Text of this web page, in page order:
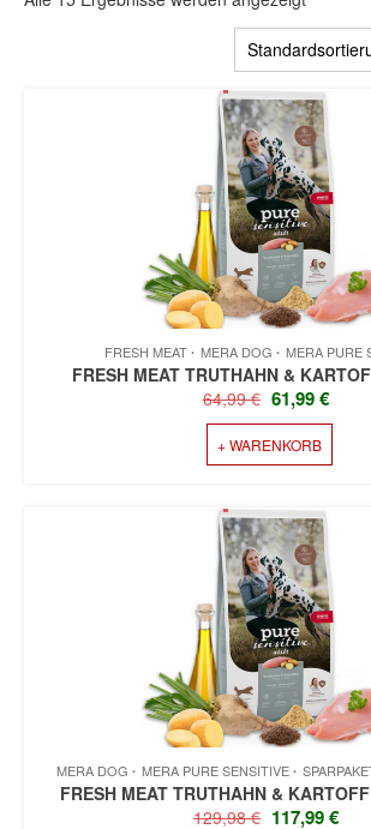
FRESH MEAT MERA DOG MERA PURE
FRESH MEAT TRUTHAHN &
64,99€
PREIS
WAR:
64,99 €
61,99€
+ WARENKORB
MERA DOG MERA PURE SENSITIVE
FRESH MEAT TRUTHAHN &
129,98€ 117,99€